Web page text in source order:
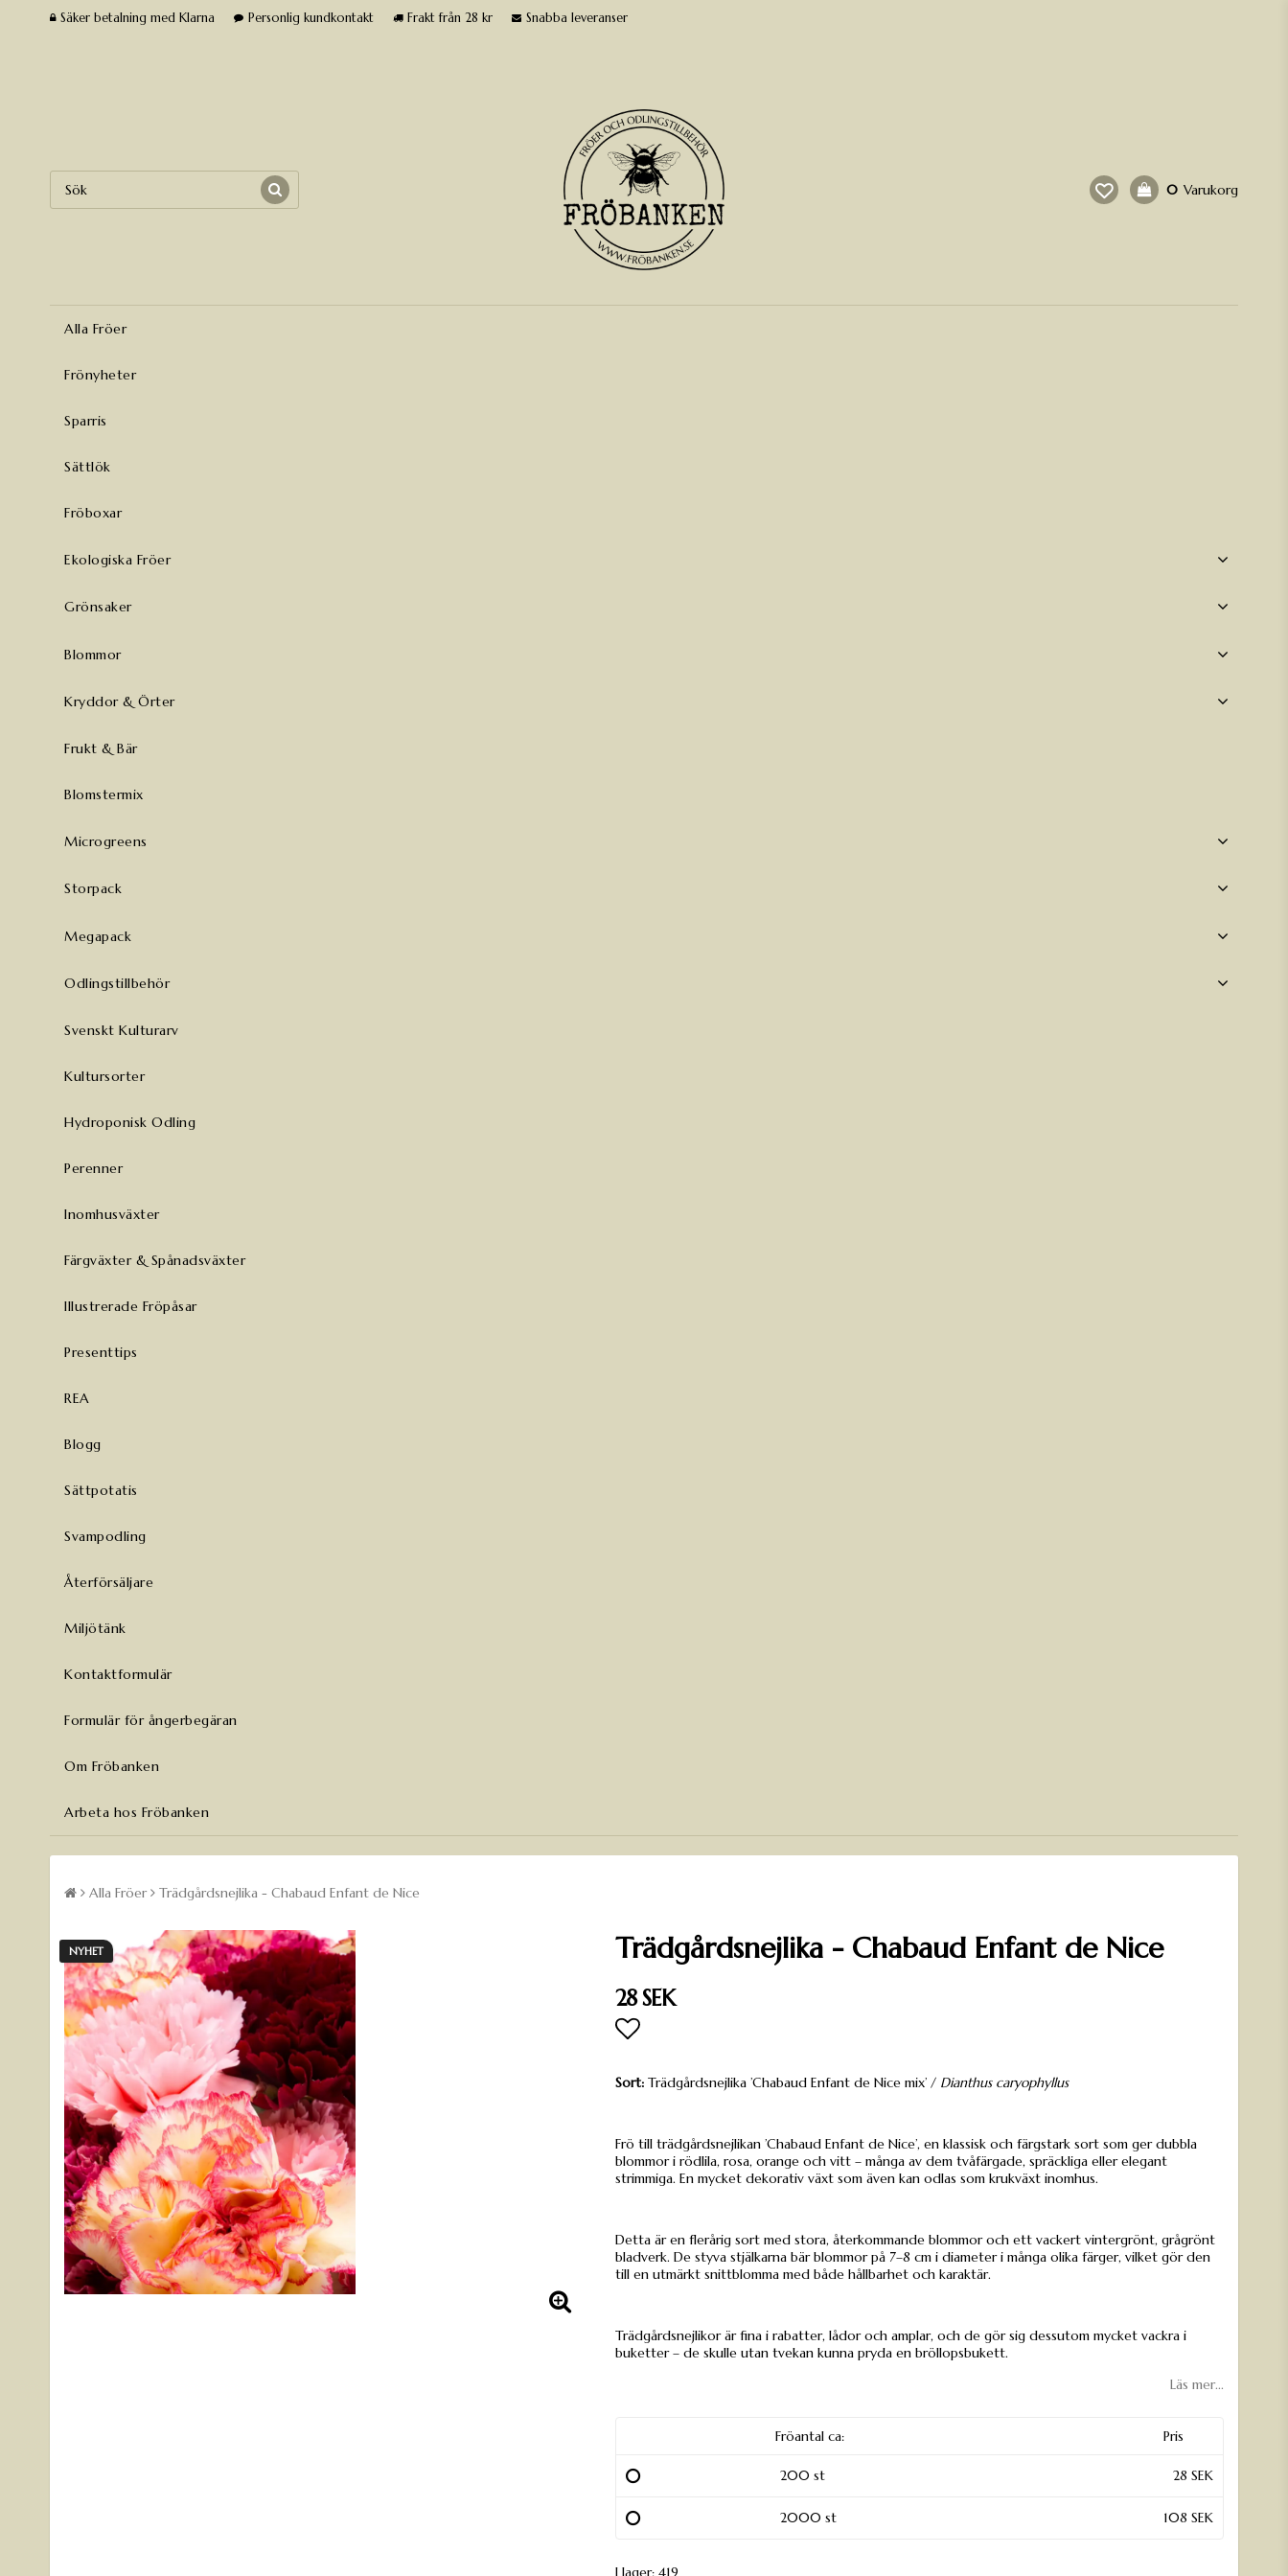
Säker betalning med Klarna Personlig kundkontakt Frakt från 28 kr Snabba leveranser
0 Varukorg
Alla Fröer
Frönyheter
Sparris
Sättlök
Fröboxar
Ekologiska Fröer
Grönsaker
Blommor
Kryddor & Örter
Frukt & Bär
Blomstermix
Microgreens
Storpack
Megapack
Odlingstillbehör
Svenskt Kulturarv
Kultursorter
Hydroponisk Odling
Perenner
Inomhusväxter
Färgväxter & Spånadsväxter
Illustrerade Fröpåsar
Presenttips
REA
Blogg
Sättpotatis
Svampodling
Återförsäljare
Miljötänk
Kontaktformulär
Formulär för ångerbegäran
Om Fröbanken
Arbeta hos Fröbanken
Alla Fröer Trädgårdsnejlika - Chabaud Enfant de Nice
NYHET Trädgårdsnejlika - Chabaud Enfant de Nice
28 SEK
Sort:Trädgårdsnejlika ’Chabaud Enfant de Nice mix’ / Dianthus caryophyllus
Frö till trädgårdsnejlikan ’Chabaud Enfant de Nice’, en klassisk och färgstark sort som ger dubbla
blommor i rödlila, rosa, orange och vitt – många av dem tvåfärgade, spräckliga eller elegant
strimmiga. En mycket dekorativ växt som även kan odlas som krukväxt inomhus.
Detta är en flerårig sort med stora, återkommande blommor och ett vackert vintergrönt, grågrönt
bladverk. De styva stjälkarna bär blommor på 7–8 cm i diameter i många olika färger, vilket gör den
till en utmärkt snittblomma med både hållbarhet och karaktär.
Trädgårdsnejlikor är fina i rabatter, lådor och amplar, och de gör sig dessutom mycket vackra i
buketter – de skulle utan tvekan kunna pryda en bröllopsbukett.
Läs mer...
Fröantal ca: Pris
200 st 28 SEK
2000 st 108 SEK
I lager: 419